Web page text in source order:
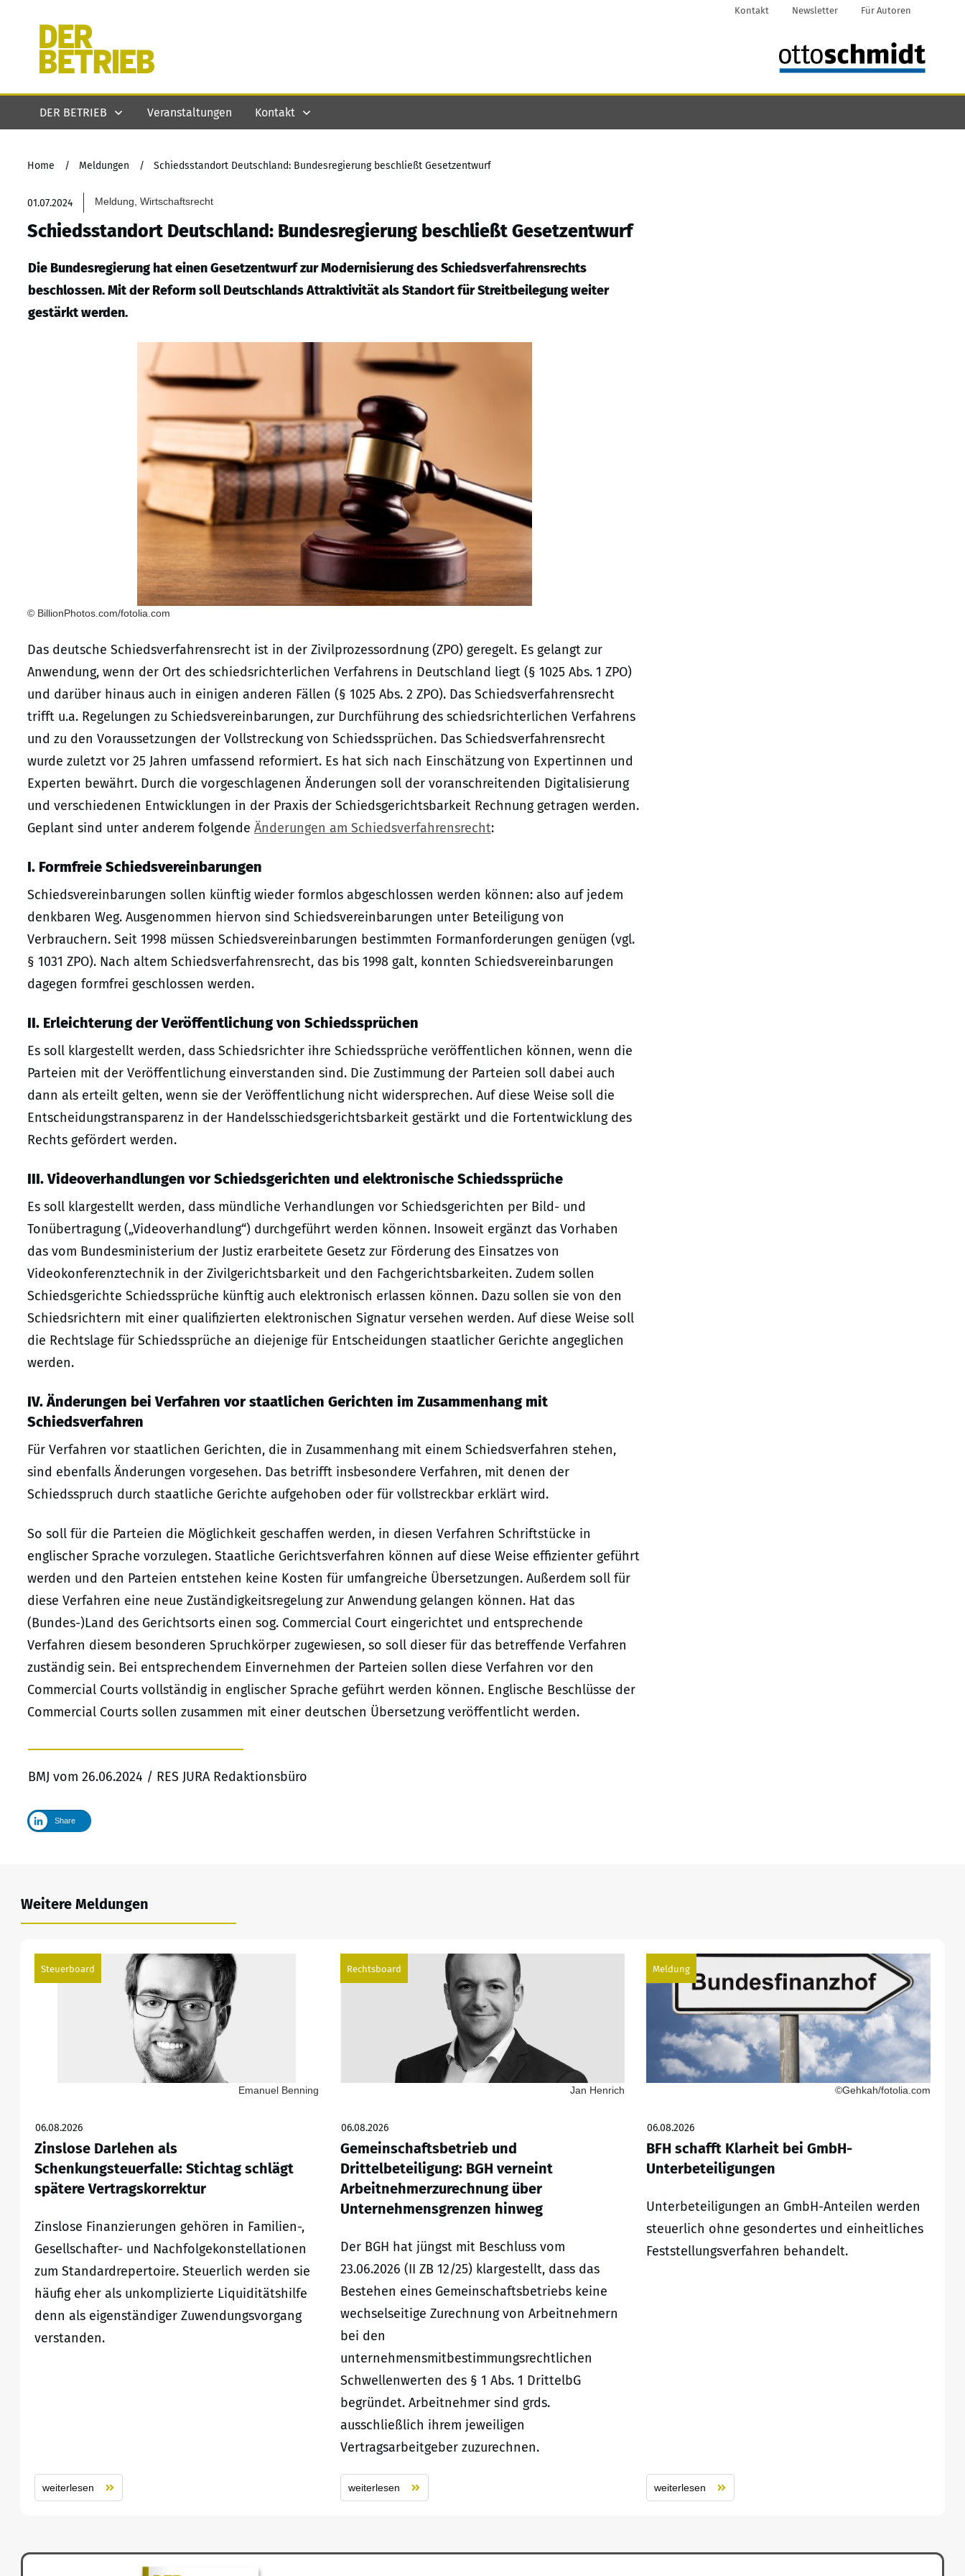
Kontakt Newsletter Für Autoren
DER BETRIEB Veranstaltungen Kontakt
Home / Meldungen / Schiedsstandort Deutschland: Bundesregierung beschließt Gesetzentwurf
01.07.2024 Meldung, Wirtschaftsrecht
Schiedsstandort Deutschland: Bundesregierung beschließt Gesetzentwurf
Die Bundesregierung hat einen Gesetzentwurf zur Modernisierung des Schiedsverfahrensrechts
beschlossen. Mit der Reform soll Deutschlands Attraktivität als Standort für Streitbeilegung weiter
gestärkt werden.
© BillionPhotos.com/fotolia.com
Das deutsche Schiedsverfahrensrecht ist in der Zivilprozessordnung (ZPO) geregelt. Es gelangt zur
Anwendung, wenn der Ort des schiedsrichterlichen Verfahrens in Deutschland liegt (§ 1025 Abs. 1 ZPO)
und darüber hinaus auch in einigen anderen Fällen (§ 1025 Abs. 2 ZPO). Das Schiedsverfahrensrecht
trifft u.a. Regelungen zu Schiedsvereinbarungen, zur Durchführung des schiedsrichterlichen Verfahrens
und zu den Voraussetzungen der Vollstreckung von Schiedssprüchen. Das Schiedsverfahrensrecht
wurde zuletzt vor 25 Jahren umfassend reformiert. Es hat sich nach Einschätzung von Expertinnen und
Experten bewährt. Durch die vorgeschlagenen Änderungen soll der voranschreitenden Digitalisierung
und verschiedenen Entwicklungen in der Praxis der Schiedsgerichtsbarkeit Rechnung getragen werden.
Geplant sind unter anderem folgende Änderungen am Schiedsverfahrensrecht:
I. Formfreie Schiedsvereinbarungen
Schiedsvereinbarungen sollen künftig wieder formlos abgeschlossen werden können: also auf jedem
denkbaren Weg. Ausgenommen hiervon sind Schiedsvereinbarungen unter Beteiligung von
Verbrauchern. Seit 1998 müssen Schiedsvereinbarungen bestimmten Formanforderungen genügen (vgl.
§ 1031 ZPO). Nach altem Schiedsverfahrensrecht, das bis 1998 galt, konnten Schiedsvereinbarungen
dagegen formfrei geschlossen werden.
II. Erleichterung der Veröffentlichung von Schiedssprüchen
Es soll klargestellt werden, dass Schiedsrichter ihre Schiedssprüche veröffentlichen können, wenn die
Parteien mit der Veröffentlichung einverstanden sind. Die Zustimmung der Parteien soll dabei auch
dann als erteilt gelten, wenn sie der Veröffentlichung nicht widersprechen. Auf diese Weise soll die
Entscheidungstransparenz in der Handelsschiedsgerichtsbarkeit gestärkt und die Fortentwicklung des
Rechts gefördert werden.
III. Videoverhandlungen vor Schiedsgerichten und elektronische Schiedssprüche
Es soll klargestellt werden, dass mündliche Verhandlungen vor Schiedsgerichten per Bild- und
Tonübertragung („Videoverhandlung“) durchgeführt werden können. Insoweit ergänzt das Vorhaben
das vom Bundesministerium der Justiz erarbeitete Gesetz zur Förderung des Einsatzes von
Videokonferenztechnik in der Zivilgerichtsbarkeit und den Fachgerichtsbarkeiten. Zudem sollen
Schiedsgerichte Schiedssprüche künftig auch elektronisch erlassen können. Dazu sollen sie von den
Schiedsrichtern mit einer qualifizierten elektronischen Signatur versehen werden. Auf diese Weise soll
die Rechtslage für Schiedssprüche an diejenige für Entscheidungen staatlicher Gerichte angeglichen
werden.
IV. Änderungen bei Verfahren vor staatlichen Gerichten im Zusammenhang mit
Schiedsverfahren
Für Verfahren vor staatlichen Gerichten, die in Zusammenhang mit einem Schiedsverfahren stehen,
sind ebenfalls Änderungen vorgesehen. Das betrifft insbesondere Verfahren, mit denen der
Schiedsspruch durch staatliche Gerichte aufgehoben oder für vollstreckbar erklärt wird.
So soll für die Parteien die Möglichkeit geschaffen werden, in diesen Verfahren Schriftstücke in
englischer Sprache vorzulegen. Staatliche Gerichtsverfahren können auf diese Weise effizienter geführt
werden und den Parteien entstehen keine Kosten für umfangreiche Übersetzungen. Außerdem soll für
diese Verfahren eine neue Zuständigkeitsregelung zur Anwendung gelangen können. Hat das
(Bundes-)Land des Gerichtsorts einen sog. Commercial Court eingerichtet und entsprechende
Verfahren diesem besonderen Spruchkörper zugewiesen, so soll dieser für das betreffende Verfahren
zuständig sein. Bei entsprechendem Einvernehmen der Parteien sollen diese Verfahren vor den
Commercial Courts vollständig in englischer Sprache geführt werden können. Englische Beschlüsse der
Commercial Courts sollen zusammen mit einer deutschen Übersetzung veröffentlicht werden.
BMJ vom 26.06.2024 / RES JURA Redaktionsbüro
Share
Weitere Meldungen
Steuerboard
Emanuel Benning
06.08.2026
Zinslose Darlehen als
Schenkungsteuerfalle: Stichtag schlägt
spätere Vertragskorrektur
Zinslose Finanzierungen gehören in Familien-,
Gesellschafter- und Nachfolgekonstellationen
zum Standardrepertoire. Steuerlich werden sie
häufig eher als unkomplizierte Liquiditätshilfe
denn als eigenständiger Zuwendungsvorgang
verstanden.
weiterlesen
Rechtsboard
Jan Henrich
06.08.2026
Gemeinschaftsbetrieb und
Drittelbeteiligung: BGH verneint
Arbeitnehmerzurechnung über
Unternehmensgrenzen hinweg
Der BGH hat jüngst mit Beschluss vom
23.06.2026 (II ZB 12/25) klargestellt, dass das
Bestehen eines Gemeinschaftsbetriebs keine
wechselseitige Zurechnung von Arbeitnehmern
bei den
unternehmensmitbestimmungsrechtlichen
Schwellenwerten des § 1 Abs. 1 DrittelbG
begründet. Arbeitnehmer sind grds.
ausschließlich ihrem jeweiligen
Vertragsarbeitgeber zuzurechnen.
weiterlesen
Meldung
©Gehkah/fotolia.com
06.08.2026
BFH schafft Klarheit bei GmbH-
Unterbeteiligungen
Unterbeteiligungen an GmbH-Anteilen werden
steuerlich ohne gesondertes und einheitliches
Feststellungsverfahren behandelt.
weiterlesen